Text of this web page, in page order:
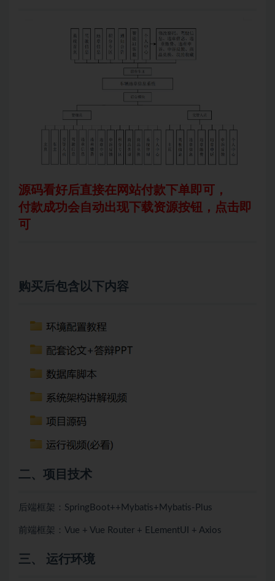
源码看好后直接在网站付款下单即可，
付款成功会自动出现下载资源按钮，点击即
可
购买后包含以下内容
二、项目技术
后端框架：SpringBoot++ Mybatis+ Mybatis-Plus
前端框架：Vue + Vue Router + ELementUI + Axios
三、 运行环境